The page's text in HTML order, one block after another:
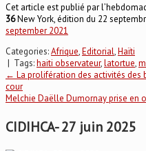
Cet article est publié par
36New York, édition du 22
september 2021
Categories:Afrique,Editorial,Haïti
| Tags:haiti observateur,latortue,
Post
navigation
← La prolifération des activités des
cour
Melchie Daëlle Dumornay prise en
CIDIHCA- 27 juin 2025